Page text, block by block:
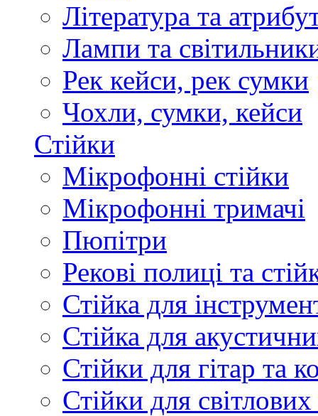
Література та
Лампи та
Рек кейси, рек сумки
Чохли, сумки, кейси
Стійки
Мікрофонні стійки
Мікрофонні тримачі
Пюпітри
Рекові полиці та
Стійка для
Стійка для
Стійки для гітар та
Стійки для